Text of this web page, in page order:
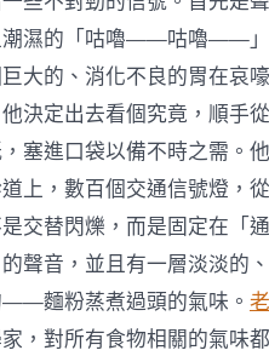
潮濕的「咕嚕——咕嚕——
大的、消化不良的胃在哀
決定出去看個究竟，順手
塞進口袋以備不時之需。
上，數百個交通信號燈，
交替閃爍，而是固定在「
聲音，並且有一層淡淡的
麵粉蒸煮過頭的氣味。
，對所有食物相關的氣味